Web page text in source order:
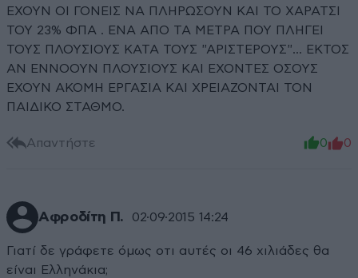
ΕΧΟΥΝ ΟΙ ΓΟΝΕΙΣ ΝΑ ΠΛΗΡΩΣΟΥΝ ΚΑΙ ΤΟ ΧΑΡΑΤΣΙ
ΤΟΥ 23% ΦΠΑ . ΕΝΑ ΑΠΟ ΤΑ ΜΕΤΡΑ ΠΟΥ ΠΛΗΓΕΙ
ΤΟΥΣ ΠΛΟΥΣΙΟΥΣ ΚΑΤΑ ΤΟΥΣ "ΑΡΙΣΤΕΡΟΥΣ"... ΕΚΤΟΣ
ΑΝ ΕΝΝΟΟΥΝ ΠΛΟΥΣΙΟΥΣ ΚΑΙ ΕΧΟΝΤΕΣ ΟΣΟΥΣ
ΕΧΟΥΝ ΑΚΟΜΗ ΕΡΓΑΣΙΑ ΚΑΙ ΧΡΕΙΑΖΟΝΤΑΙ ΤΟΝ
ΠΑΙΔΙΚΟ ΣΤΑΘΜΟ.
Απαντήστε 0 0
Αφροδίτη Π. 02·09·2015 14:24
Γιατί δε γράφετε όμως οτι αυτές οι 46 χιλιάδες θα
είναι Ελληνάκια;